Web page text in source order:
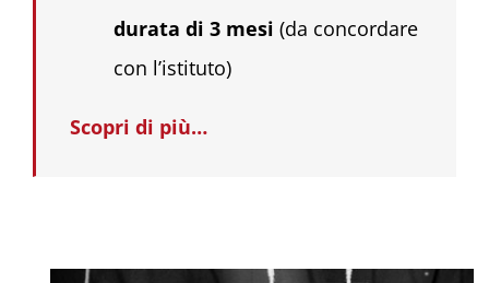
durata di 3 mesi (da concordare
con l’istituto)
Scopri di più…